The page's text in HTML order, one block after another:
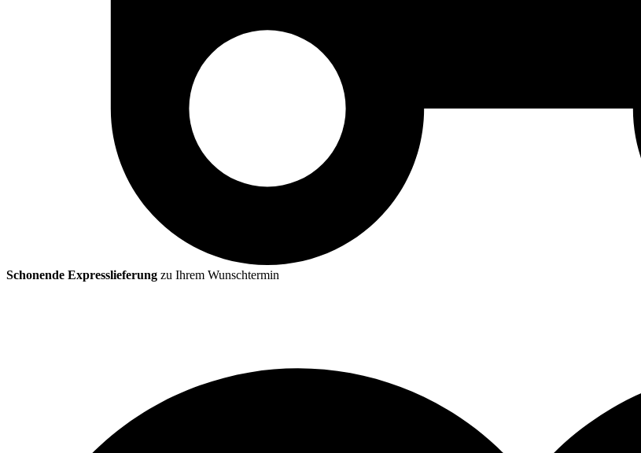
Schonende Expresslieferung zu Ihrem Wunschtermin